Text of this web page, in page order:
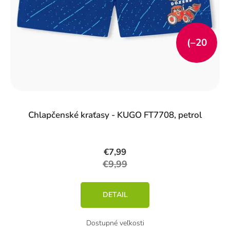
Chlapčenské kraťasy - KUGO FT7708, petrol
€7,99
€9,99
(–20
DETAIL